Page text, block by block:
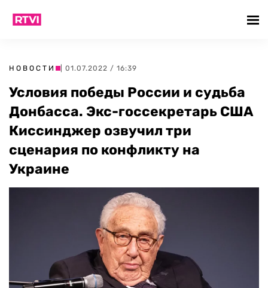
НОВОСТИ | 01.07.2022 / 16:39
Условия победы России и судьба
Донбасса. Экс-госсекретарь США
Киссинджер озвучил три
сценария по конфликту на
Украине